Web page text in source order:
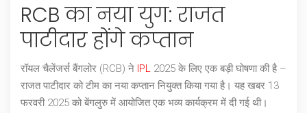
RCB का नया युग: राजत
पाटीदार होंगे कप्तान
रॉयल चैलेंजर्स बैंगलोर (RCB) ने IPL 2025 के लिए एक बड़ी घोषणा की है –
राजत पाटीदार को टीम का नया कप्तान नियुक्त किया गया है। यह खबर 13
फरवरी 2025 को बेंगलुरु में आयोजित एक भव्य कार्यक्रम में दी गई थी।